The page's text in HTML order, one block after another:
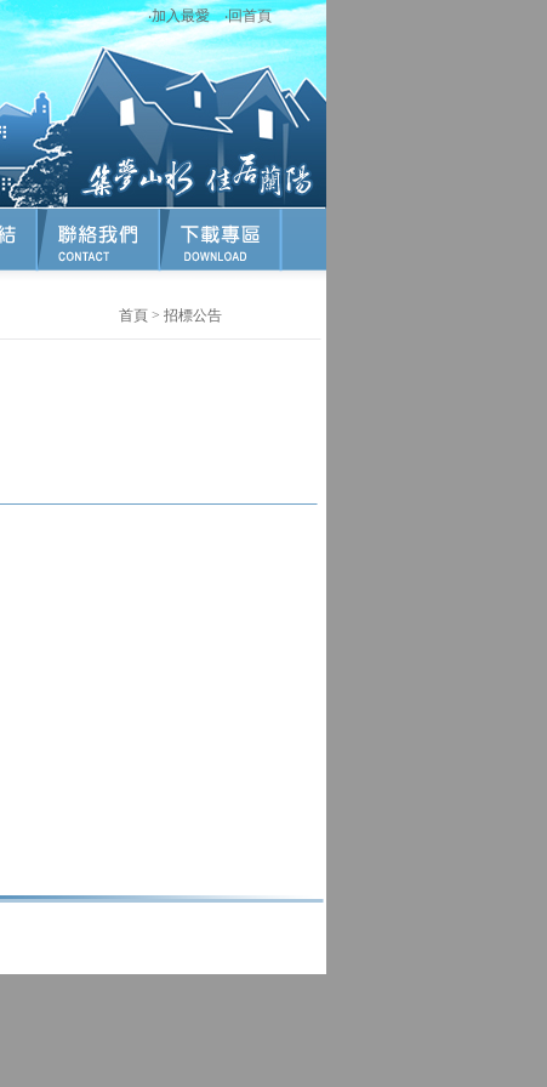
‧加入最愛‧回首頁
首頁> 招標公告